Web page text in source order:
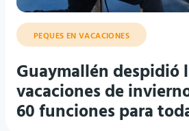
PEQUES EN VACACIONES
Guaymallén despidió
vacaciones de
60 funciones para